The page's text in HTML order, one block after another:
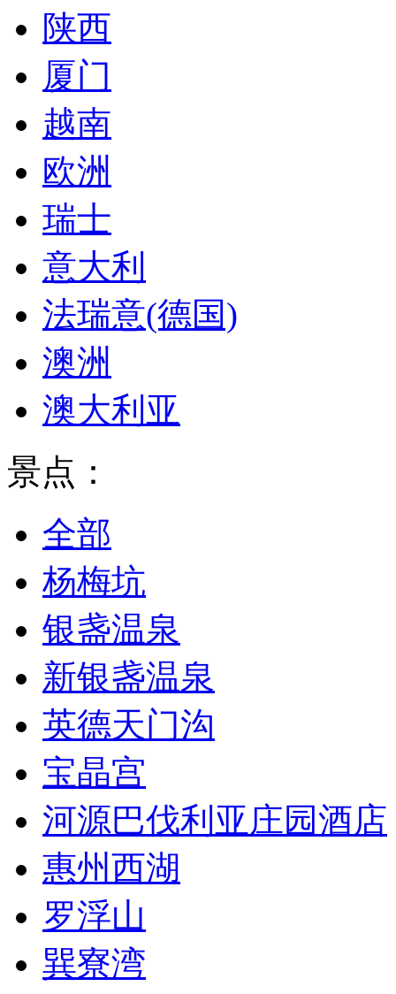
陕西
厦门
越南
欧洲
瑞士
意大利
法瑞意(德国)
澳洲
澳大利亚
景点：
全部
杨梅坑
银盏温泉
新银盏温泉
英德天门沟
宝晶宫
河源巴伐利亚庄园酒店
惠州西湖
罗浮山
巽寮湾